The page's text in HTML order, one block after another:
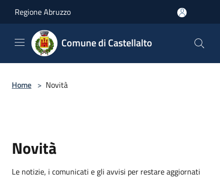
Regione Abruzzo
Comune di Castellalto
Home > Novità
Novità
Le notizie, i comunicati e gli avvisi per restare aggiornati